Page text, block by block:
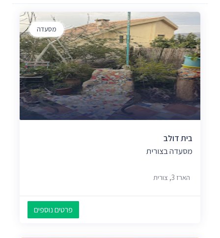
מסעדה
בית דולב
מסעדה בצורית
הארז 3, צורית
פרטים נוספים